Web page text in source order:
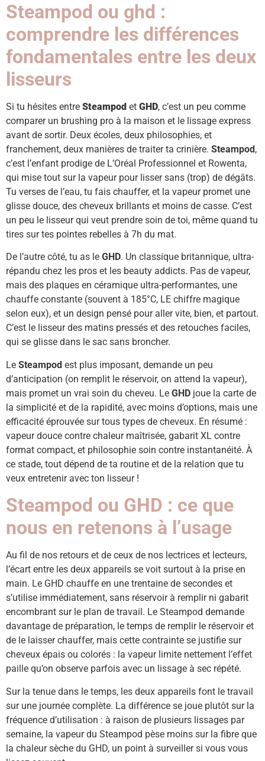
Steampod ou ghd :
comprendre les différences
fondamentales entre les deux
lisseurs
Si tu hésites entre Steampod et GHD, c’est un peu comme
comparer un brushing pro à la maison et le lissage express
avant de sortir. Deux écoles, deux philosophies, et
franchement, deux manières de traiter ta crinière. Steampod,
c’est l’enfant prodige de L’Oréal Professionnel et Rowenta,
qui mise tout sur la vapeur pour lisser sans (trop) de dégâts.
Tu verses de l’eau, tu fais chauffer, et la vapeur promet une
glisse douce, des cheveux brillants et moins de casse. C’est
un peu le lisseur qui veut prendre soin de toi, même quand tu
tires sur tes pointes rebelles à 7h du mat.
De l’autre côté, tu as le GHD. Un classique britannique, ultra-
répandu chez les pros et les beauty addicts. Pas de vapeur,
mais des plaques en céramique ultra-performantes, une
chauffe constante (souvent à 185°C, LE chiffre magique
selon eux), et un design pensé pour aller vite, bien, et partout.
C’est le lisseur des matins pressés et des retouches faciles,
qui se glisse dans le sac sans broncher.
Le Steampod est plus imposant, demande un peu
d’anticipation (on remplit le réservoir, on attend la vapeur),
mais promet un vrai soin du cheveu. Le GHD joue la carte de
la simplicité et de la rapidité, avec moins d’options, mais une
efficacité éprouvée sur tous types de cheveux. En résumé :
vapeur douce contre chaleur maîtrisée, gabarit XL contre
format compact, et philosophie soin contre instantanéité. À
ce stade, tout dépend de ta routine et de la relation que tu
veux entretenir avec ton lisseur !
Steampod ou GHD : ce que
nous en retenons à l’usage
Au fil de nos retours et de ceux de nos lectrices et lecteurs,
l’écart entre les deux appareils se voit surtout à la prise en
main. Le GHD chauffe en une trentaine de secondes et
s’utilise immédiatement, sans réservoir à remplir ni gabarit
encombrant sur le plan de travail. Le Steampod demande
davantage de préparation, le temps de remplir le réservoir et
de le laisser chauffer, mais cette contrainte se justifie sur
cheveux épais ou colorés : la vapeur limite nettement l’effet
paille qu’on observe parfois avec un lissage à sec répété.
Sur la tenue dans le temps, les deux appareils font le travail
sur une journée complète. La différence se joue plutôt sur la
fréquence d’utilisation : à raison de plusieurs lissages par
semaine, la vapeur du Steampod pèse moins sur la fibre que
la chaleur sèche du GHD, un point à surveiller si vous vous